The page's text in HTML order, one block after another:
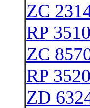
ZC
RP
ZC
RP
ZD